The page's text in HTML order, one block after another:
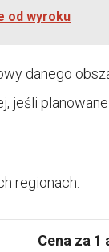
od wyroku
danego
jeśli
regionach:
Cena za 1